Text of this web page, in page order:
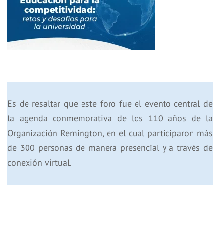
Es de resaltar que este foro fue el evento central de
la agenda conmemorativa de los 110 años de la
Organización Remington, en el cual participaron más
de 300 personas de manera presencial y a través de
conexión virtual.